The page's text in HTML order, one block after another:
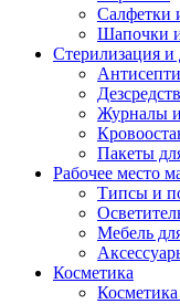
Салфетки
Шапочки
Стерилизация и
Журналы
Пакеты
Рабочее место
Типсы и
Мебель
Косметика